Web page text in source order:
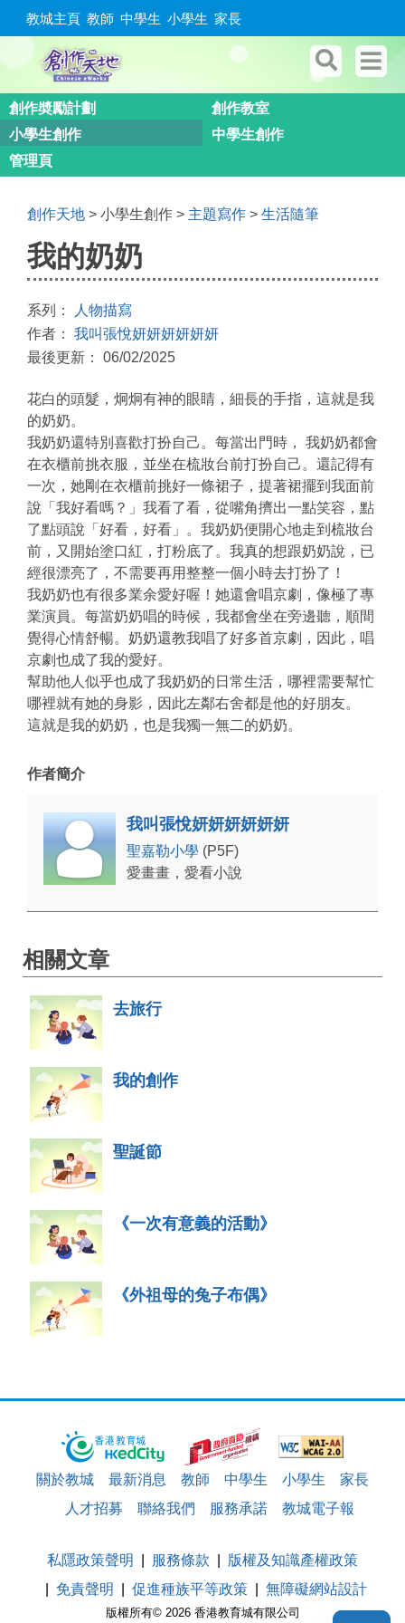
教城主頁 教師 中學生 小學生 家長
創作奬勵計劃
創作教室
小學生創作
中學生創作
管理頁
創作天地 > 小學生創作 > 主題寫作 > 生活隨筆
我的奶奶
系列：
人物描寫
作者： 我叫張悅妍妍妍妍妍妍
最後更新： 06/02/2025
花白的頭髮，炯炯有神的眼睛，細長的手指，這就是我
的奶奶。
我奶奶還特別喜歡打扮自己。每當出門時， 我奶奶都會
在衣櫃前挑衣服，並坐在梳妝台前打扮自己。還記得有
一次，她剛在衣櫃前挑好一條裙子，提著裙擺到我面前
說「我好看嗎？」我看了看，從嘴角擠出一點笑容，點
了點頭說「好看，好看」。我奶奶便開心地走到梳妝台
前，又開始塗口紅，打粉底了。我真的想跟奶奶說，已
經很漂亮了，不需要再用整整一個小時去打扮了！
我奶奶也有很多業余愛好喔！她還會唱京劇，像極了專
業演員。每當奶奶唱的時候，我都會坐在旁邊聽，順間
覺得心情舒暢。奶奶還教我唱了好多首京劇，因此，唱
京劇也成了我的愛好。
幫助他人似乎也成了我奶奶的日常生活，哪裡需要幫忙
哪裡就有她的身影，因此左鄰右舍都是他的好朋友。
這就是我的奶奶，也是我獨一無二的奶奶。
作者簡介
我叫張悅妍妍妍妍妍妍
聖嘉勒小學 (P5F)
愛畫畫，愛看小說
相關文章
去旅行
我的創作
聖誕節
《一次有意義的活動》
《外祖母的兔子布偶》
關於教城 最新消息 教師 中學生 小學生
家長
人才招募
聯絡我們 服務承諾 教城電子報
版權所有© 2026 香港教育城有限公司
私隱政策聲明 服務條款
版權及知識產權政策
免責聲明
促進種族平等政策 無障礙網站設計